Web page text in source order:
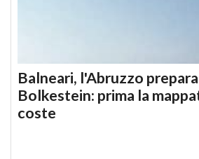
Balneari, l'Abruzzo
Bolkestein: prima la
coste